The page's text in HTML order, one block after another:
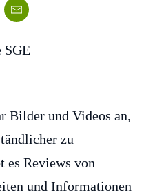
Bilder und Videos an,
zu
es Reviews von
und Informationen